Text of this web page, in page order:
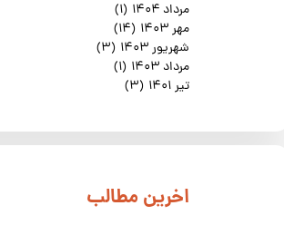
مرداد ۱۴۰۴
(۱)
مهر ۱۴۰۳
(۱۴)
شهریور ۱۴۰۳
(۳)
مرداد ۱۴۰۳
(۱)
تیر ۱۴۰۱
(۳)
​اخرین مطالب